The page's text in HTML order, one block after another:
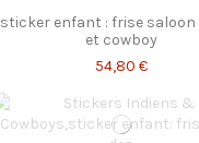
sticker enfant : frise saloon
et cowboy
54,80 €